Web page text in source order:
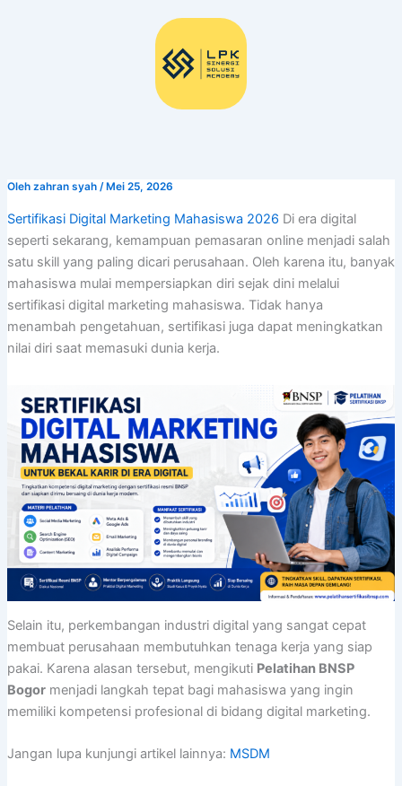
Oleh zahran syah / Mei 25, 2026
Sertifikasi Digital Marketing Mahasiswa 2026 Di era digital
seperti sekarang, kemampuan pemasaran online menjadi salah
satu skill yang paling dicari perusahaan. Oleh karena itu, banyak
mahasiswa mulai mempersiapkan diri sejak dini melalui
sertifikasi digital marketing mahasiswa. Tidak hanya
menambah pengetahuan, sertifikasi juga dapat meningkatkan
nilai diri saat memasuki dunia kerja.
Selain itu, perkembangan industri digital yang sangat cepat
membuat perusahaan membutuhkan tenaga kerja yang siap
pakai. Karena alasan tersebut, mengikuti Pelatihan BNSP
Bogormenjadi langkah tepat bagi mahasiswa yang ingin
memiliki kompetensi profesional di bidang digital marketing.
Jangan lupa kunjungi artikel lainnya: MSDM